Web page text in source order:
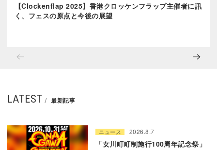
【Clockenflap 2025】香港クロッケンフラップ主催者に訊
く、フェスの原点と今後の展望
LATEST 最新記事
ニュース 2026.8.7
「女川町町制施行100周年記念祭」